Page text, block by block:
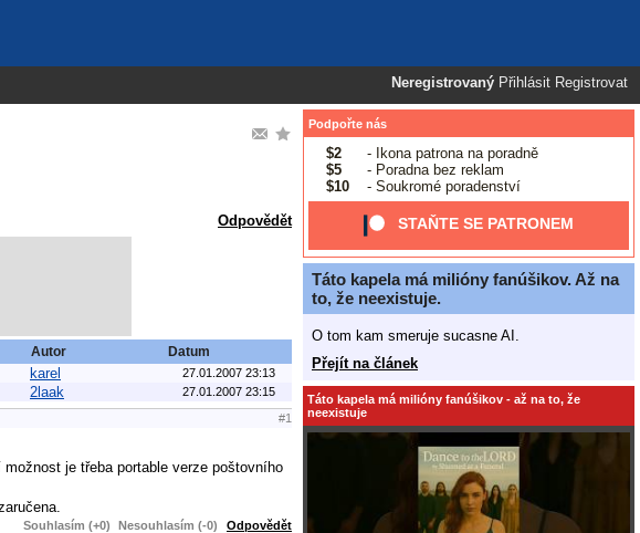
Neregistrovaný Přihlásit Registrovat
Odpovědět
Autor Datum
karel 27.01.2007 23:13
2laak 27.01.2007 23:15
#1
je třeba portable verze poštovního
Souhlasím (+0) Nesouhlasím (-0) Odpovědět
Podpořte nás
$2
- Ikona patrona na poradně
$5
- Poradna bez reklam
$10
- Soukromé poradenství
STAŇTE SE PATRONEM
Táto kapela má milióny fanúšikov. Až na
to, že neexistuje.
O tom kam smeruje sucasne AI.
Přejít na článek
Táto kapela má milióny fanúšikov - až na to, že
neexistuje